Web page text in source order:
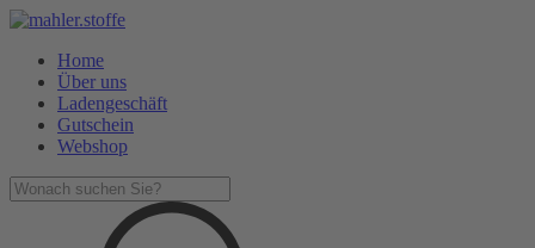
Home
Über uns
Ladengeschäft
Gutschein
Webshop